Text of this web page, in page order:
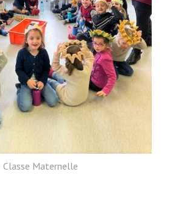
Classe Maternelle